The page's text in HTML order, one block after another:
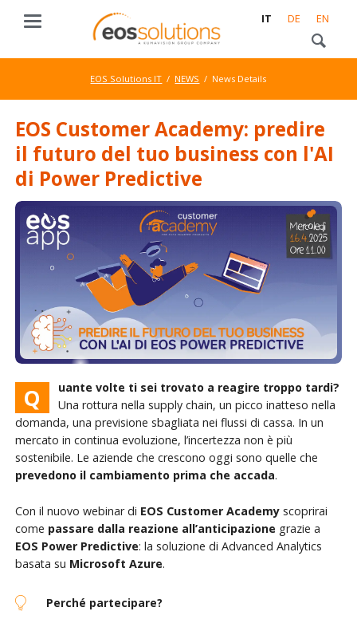
IT DE EN
EOS Solutions IT NEWS News Details
EOS Customer Academy: predire
il futuro del tuo business con l'AI
di Power Predictive
Q
uante volte ti sei trovato a reagire troppo tardi?
Una rottura nella supply chain, un picco inatteso nella
domanda, una previsione sbagliata nei flussi di cassa. In un
mercato in continua evoluzione, l’incertezza non è più
sostenibile. Le aziende che crescono oggi sono quelle che
prevedono il cambiamento prima che accada.
Con il nuovo webinar di EOS Customer Academyscoprirai
come passare dalla reazione all’anticipazione grazie a
EOS Power Predictive: la soluzione di Advanced Analytics
basata su Microsoft Azure.
Perché partecipare?